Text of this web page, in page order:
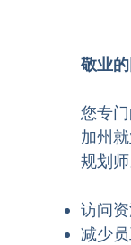
敬业
您专
加州
规划
访问
减少